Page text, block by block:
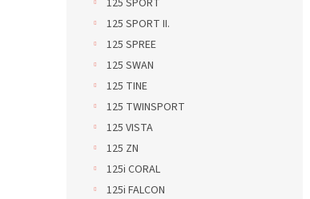
125 SPORT
125 SPORT II.
125 SPREE
125 SWAN
125 TINE
125 TWINSPORT
125 VISTA
125 ZN
125i CORAL
125i FALCON